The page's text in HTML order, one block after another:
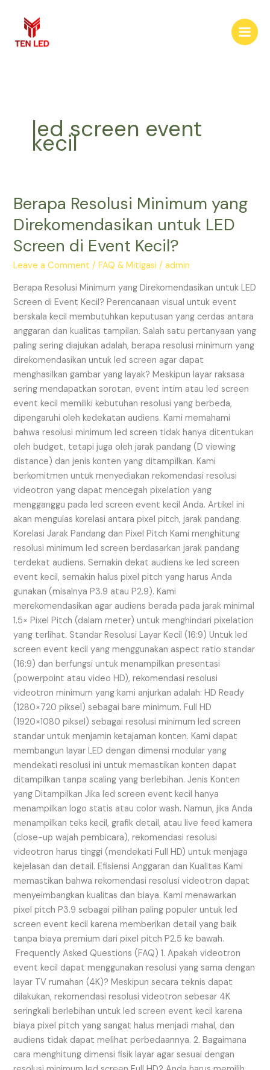
content
led screen event
kecil
Berapa Resolusi Minimum yang
Direkomendasikan untuk LED
Screen di Event Kecil?
Leave a Comment /FAQ & Mitigasi /admin
Berapa Resolusi Minimum yang Direkomendasikan untuk LED
Screen di Event Kecil? Perencanaan visual untuk event
berskala kecil membutuhkan keputusan yang cerdas antara
anggaran dan kualitas tampilan. Salah satu pertanyaan yang
paling sering diajukan adalah, berapa resolusi minimum yang
direkomendasikan untuk led screen agar dapat
menghasilkan gambar yang layak? Meskipun layar raksasa
sering mendapatkan sorotan, event intim atau led screen
event kecil memiliki kebutuhan resolusi yang berbeda,
dipengaruhi oleh kedekatan audiens. Kami memahami
bahwa resolusi minimum led screen tidak hanya ditentukan
oleh budget, tetapi juga oleh jarak pandang (D viewing
distance) dan jenis konten yang ditampilkan. Kami
berkomitmen untuk menyediakan rekomendasi resolusi
videotron yang dapat mencegah pixelation yang
mengganggu pada led screen event kecil Anda. Artikel ini
akan mengulas korelasi antara pixel pitch, jarak pandang.
Korelasi Jarak Pandang dan Pixel Pitch Kami menghitung
resolusi minimum led screen berdasarkan jarak pandang
terdekat audiens. Semakin dekat audiens ke led screen
event kecil, semakin halus pixel pitch yang harus Anda
gunakan (misalnya P3.9 atau P2.9). Kami
merekomendasikan agar audiens berada pada jarak minimal
1.5× Pixel Pitch (dalam meter) untuk menghindari pixelation
yang terlihat. Standar Resolusi Layar Kecil (16:9) Untuk led
screen event kecil yang menggunakan aspect ratio standar
(16:9) dan berfungsi untuk menampilkan presentasi
(powerpoint atau video HD), rekomendasi resolusi
videotron minimum yang kami anjurkan adalah: HD Ready
(1280×720 piksel) sebagai bare minimum. Full HD
(1920×1080 piksel) sebagai resolusi minimum led screen
standar untuk menjamin ketajaman konten. Kami dapat
membangun layar LED dengan dimensi modular yang
mendekati resolusi ini untuk memastikan konten dapat
ditampilkan tanpa scaling yang berlebihan. Jenis Konten
yang Ditampilkan Jika led screen event kecil hanya
menampilkan logo statis atau color wash. Namun, jika Anda
menampilkan teks kecil, grafik detail, atau live feed kamera
(close-up wajah pembicara), rekomendasi resolusi
videotron harus tinggi (mendekati Full HD) untuk menjaga
kejelasan dan detail. Efisiensi Anggaran dan Kualitas Kami
memastikan bahwa rekomendasi resolusi videotron dapat
menyeimbangkan kualitas dan biaya. Kami menawarkan
pixel pitch P3.9 sebagai pilihan paling populer untuk led
screen event kecil karena memberikan detail yang baik
tanpa biaya premium dari pixel pitch P2.5 ke bawah.
Frequently Asked Questions (FAQ) 1. Apakah videotron
event kecil dapat menggunakan resolusi yang sama dengan
layar TV rumahan (4K)? Meskipun secara teknis dapat
dilakukan, rekomendasi resolusi videotron sebesar 4K
seringkali berlebihan untuk led screen event kecil karena
biaya pixel pitch yang sangat halus menjadi mahal, dan
audiens tidak dapat melihat perbedaannya. 2. Bagaimana
cara menghitung dimensi fisik layar agar sesuai dengan
Berapa
Minimum
yang
untuk
LED
Screen
di
Event
Kecil?